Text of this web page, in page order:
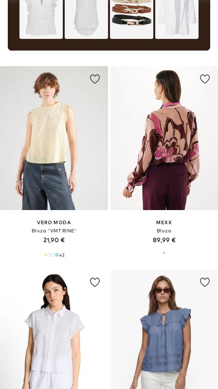
VERO MODA
Bluza 'VMTRINE'
21,90 €
+2
MEXX
Bluza
89,99 €